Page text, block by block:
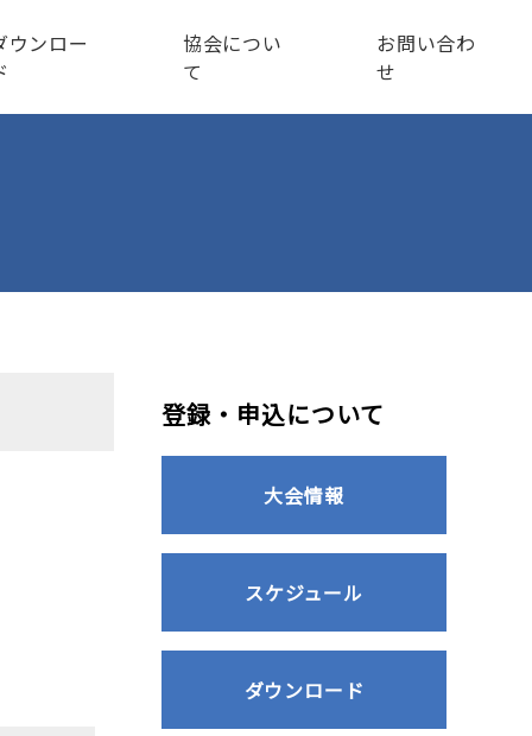
ウンロー
協会につい
て
お問い合わ
せ
登録・申込について
大会情報
スケジュール
ダウンロード